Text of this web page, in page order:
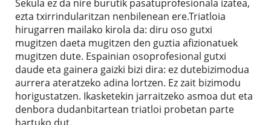
Sekula ez da nire burutik pasatuprofesionala izatea,
ezta txirrindularitzan nenbilenean ere.Triatloia
hirugarren mailako kirola da: diru oso gutxi
mugitzen daeta mugitzen den guztia afizionatuek
mugitzen dute. Espainian osoprofesional gutxi
daude eta gainera gaizki bizi dira: ez dutebizimodua
aurrera ateratzeko adina lortzen. Ez zait bizimodu
horigustatzen. Ikasketekin jarraitzeko asmoa dut eta
denbora dudanbitartean triatloi probetan parte